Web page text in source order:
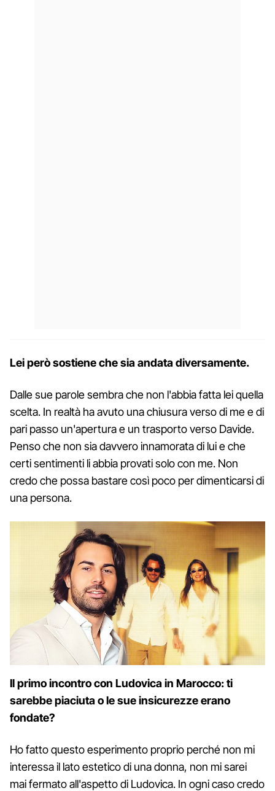
Lei però sostiene che sia andata diversamente.
Dalle sue parole sembra che non l'abbia fatta lei quella
scelta. In realtà ha avuto una chiusura verso di me e di
pari passo un'apertura e un trasporto verso Davide.
Penso che non sia davvero innamorata di lui e che
certi sentimenti li abbia provati solo con me. Non
credo che possa bastare così poco per dimenticarsi di
una persona.
Il primo incontro con Ludovica in Marocco: ti
sarebbe piaciuta o le sue insicurezze erano
fondate?
Ho fatto questo esperimento proprio perché non mi
interessa il lato estetico di una donna, non mi sarei
mai fermato all'aspetto di Ludovica. In ogni caso credo